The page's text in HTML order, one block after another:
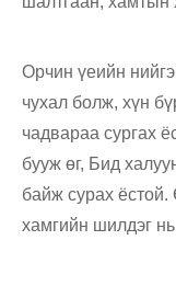
Орчин үеийн
чухал болж, хүн
чадвараа сургах
бууж өг, Бид
байж сурах ёстой.
хамгийн шилдэг